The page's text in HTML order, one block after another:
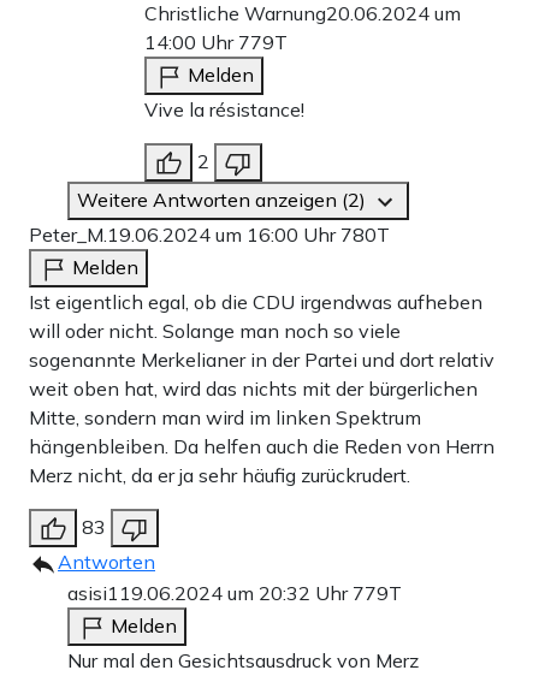
Christliche Warnung20.06.2024 um
14:00 Uhr 779T
Melden
Vive la résistance!
2
Weitere Antworten anzeigen (2)
Peter_M.19.06.2024 um 16:00 Uhr 780T
Melden
Ist eigentlich egal, ob die CDU irgendwas aufheben
will oder nicht. Solange man noch so viele
sogenannte Merkelianer in der Partei und dort relativ
weit oben hat, wird das nichts mit der bürgerlichen
Mitte, sondern man wird im linken Spektrum
hängenbleiben. Da helfen auch die Reden von Herrn
Merz nicht, da er ja sehr häufig zurückrudert.
83
Antworten
asisi1 19.06.2024 um 20:32 Uhr 779T
Melden
Nur mal den Gesichtsausdruck von Merz